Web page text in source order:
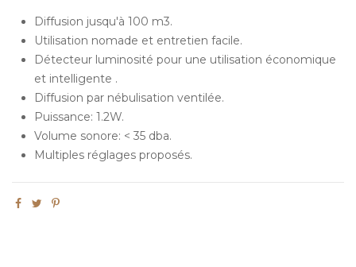
Diffusion jusqu'à 100 m3.
Utilisation nomade et entretien facile.
Détecteur luminosité pour une utilisation économique
et intelligente .
Diffusion par nébulisation ventilée.
Puissance: 1.2W.
Volume sonore: < 35 dba.
Multiples réglages proposés.